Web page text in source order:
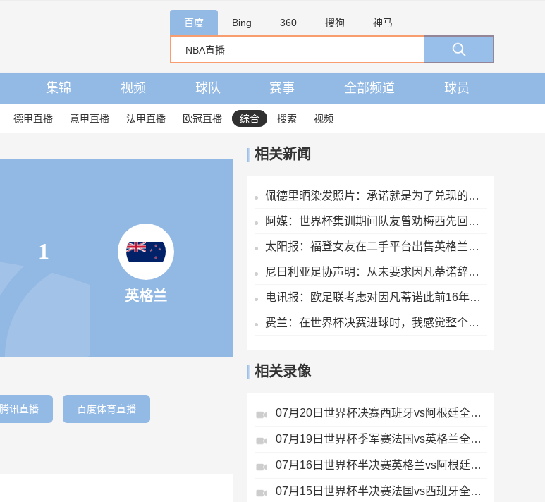
百度 Bing 360 搜狗 神马
集锦 视频 球队 赛事 全部频道 球员
德甲直播 意甲直播 法甲直播 欧冠直播 综合 搜索 视频
1
英格兰
腾讯直播 百度体育直播
相关新闻
佩德里晒染发照片：承诺就是为了兑现的，世界杯冠军=金发佩德里
阿媒：世界杯集训期间队友曾劝梅西先回家陪伴父亲，但他选择留下
太阳报：福登女友在二手平台出售英格兰世界杯球衣，标价70英镑
尼日利亚足协声明：从未要求因凡蒂诺辞去国际足联主席职务
电讯报：欧足联考虑对因凡蒂诺此前16年任职期间行为展开调查
费兰：在世界杯决赛进球时，我感觉整个世界都静止了
相关录像
07月20日世界杯决赛西班牙vs阿根廷全场录像
07月19日世界杯季军赛法国vs英格兰全场录像
07月16日世界杯半决赛英格兰vs阿根廷全场录像
07月15日世界杯半决赛法国vs西班牙全场录像